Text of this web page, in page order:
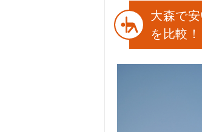
大森で
を比較！